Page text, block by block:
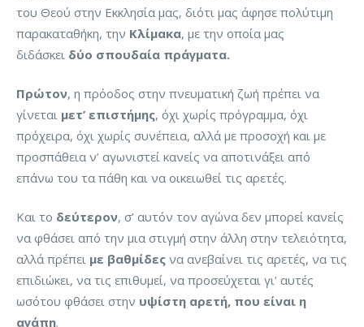
του Θεού στην Εκκλησία μας, διότι μας άφησε πολύτιμη
παρακαταθήκη, την Κλίμακα, με την οποία μας
διδάσκει δύο σπουδαία πράγματα.
Πρώτον, η πρόοδος στην πνευματική ζωή πρέπει να
γίνεται μετ’ επιστήμης, όχι χωρίς πρόγραμμα, όχι
πρόχειρα, όχι χωρίς συνέπεια, αλλά με προσοχή και με
προσπάθεια ν’ αγωνιστεί κανείς να αποτινάξει από
επάνω του τα πάθη και να οικειωθεί τις αρετές.
Και το δεύτερον, σ’ αυτόν τον αγώνα δεν μπορεί κανείς
να φθάσει από την μια στιγμή στην άλλη στην τελειότητα,
αλλά πρέπει με βαθμίδες να ανεβαίνει τις αρετές, να τις
επιδιώκει, να τις επιθυμεί, να προσεύχεται γι’ αυτές
ωσότου φθάσει στην υψίστη αρετή, που είναι η
αγάπη.